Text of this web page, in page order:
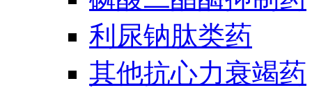
利尿钠肽类药
其他抗心力衰竭药